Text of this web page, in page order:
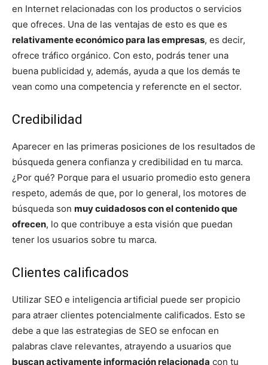
en Internet relacionadas con los productos o servicios
que ofreces. Una de las ventajas de esto es que es
relativamente económico para las empresas, es decir,
ofrece tráfico orgánico. Con esto, podrás tener una
buena publicidad y, además, ayuda a que los demás te
vean como una competencia y referencte en el sector.
Credibilidad
Aparecer en las primeras posiciones de los resultados de
búsqueda genera confianza y credibilidad en tu marca.
¿Por qué? Porque para el usuario promedio esto genera
respeto, además de que, por lo general, los motores de
búsqueda son muy cuidadosos con el contenido que
ofrecen, lo que contribuye a esta visión que puedan
tener los usuarios sobre tu marca.
Clientes calificados
Utilizar SEO e inteligencia artificial puede ser propicio
para atraer clientes potencialmente calificados. Esto se
debe a que las estrategias de SEO se enfocan en
palabras clave relevantes, atrayendo a usuarios que
buscan activamente información relacionada con tu